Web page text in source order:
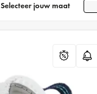
Selecteer jouw maat